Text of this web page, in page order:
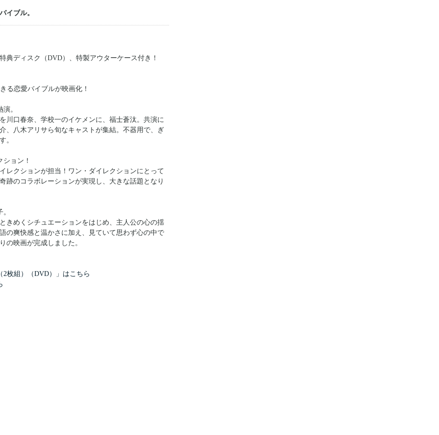
イブル。
典ディスク（DVD）、特製アウターケース付き！
る恋愛バイブルが映画化！
。
川口春奈、学校一のイケメンに、福士蒼汰。共演に
、八木アリサら旬なキャストが集結。不器用で、ぎ
。
ョン！
レクションが担当！ワン・ダイレクションにとって
跡のコラボレーションが実現し、大きな話題となり
きめくシチュエーションをはじめ、主人公の心の揺
の爽快感と温かさに加え、見ていて思わず心の中で
の映画が完成しました。
枚組）（DVD）」はこちら